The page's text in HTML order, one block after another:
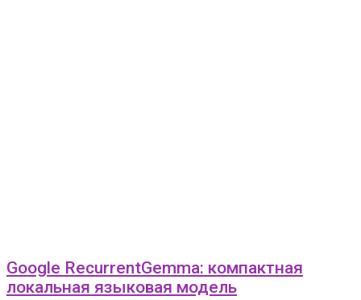
Google RecurrentGemma: компактная
локальная языковая модель